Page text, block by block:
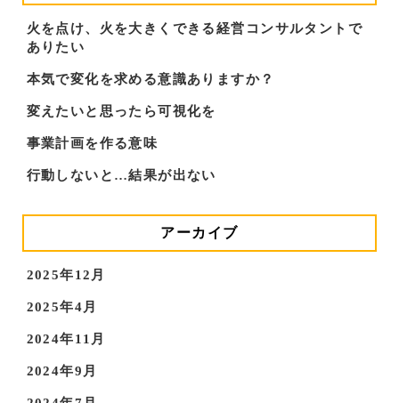
火を点け、火を大きくできる経営コンサルタントで
ありたい
本気で変化を求める意識ありますか？
変えたいと思ったら可視化を
事業計画を作る意味
行動しないと…結果が出ない
アーカイブ
2025年12月
2025年4月
2024年11月
2024年9月